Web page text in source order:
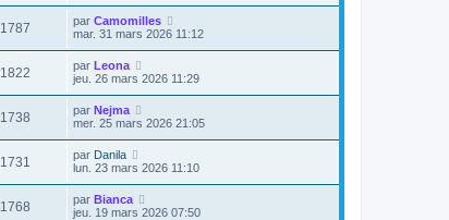
1787 par Camomilles
mar. 31 mars 2026 11:12
1822 par Leona
jeu. 26 mars 2026 11:29
1738 par Nejma
mer. 25 mars 2026 21:05
1731 par Danila
lun. 23 mars 2026 11:10
1768 par Bianca
jeu. 19 mars 2026 07:50